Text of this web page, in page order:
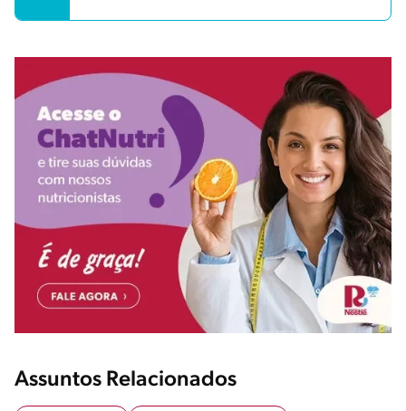
Assuntos Relacionados